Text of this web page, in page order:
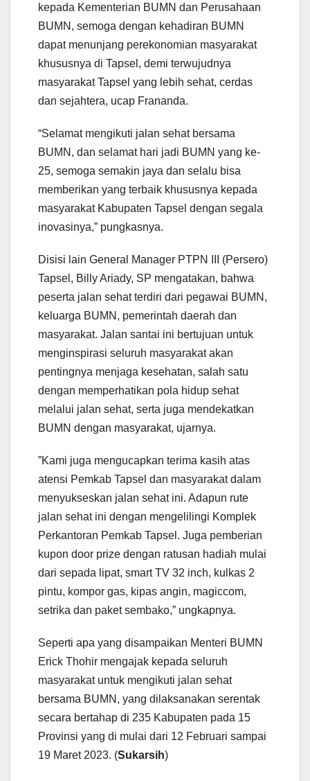
kepada Kementerian BUMN dan Perusahaan
BUMN, semoga dengan kehadiran BUMN
dapat menunjang perekonomian masyarakat
khususnya di Tapsel, demi terwujudnya
masyarakat Tapsel yang lebih sehat, cerdas
dan sejahtera, ucap Frananda.
“Selamat mengikuti jalan sehat bersama
BUMN, dan selamat hari jadi BUMN yang ke-
25, semoga semakin jaya dan selalu bisa
memberikan yang terbaik khususnya kepada
masyarakat Kabupaten Tapsel dengan segala
inovasinya,” pungkasnya.
Disisi lain General Manager PTPN III (Persero)
Tapsel, Billy Ariady, SP mengatakan, bahwa
peserta jalan sehat terdiri dari pegawai BUMN,
keluarga BUMN, pemerintah daerah dan
masyarakat. Jalan santai ini bertujuan untuk
menginspirasi seluruh masyarakat akan
pentingnya menjaga kesehatan, salah satu
dengan memperhatikan pola hidup sehat
melalui jalan sehat, serta juga mendekatkan
BUMN dengan masyarakat, ujarnya.
”Kami juga mengucapkan terima kasih atas
atensi Pemkab Tapsel dan masyarakat dalam
menyukseskan jalan sehat ini. Adapun rute
jalan sehat ini dengan mengelilingi Komplek
Perkantoran Pemkab Tapsel. Juga pemberian
kupon door prize dengan ratusan hadiah mulai
dari sepada lipat, smart TV 32 inch, kulkas 2
pintu, kompor gas, kipas angin, magiccom,
setrika dan paket sembako,” ungkapnya.
Seperti apa yang disampaikan Menteri BUMN
Erick Thohir mengajak kepada seluruh
masyarakat untuk mengikuti jalan sehat
bersama BUMN, yang dilaksanakan serentak
secara bertahap di 235 Kabupaten pada 15
Provinsi yang di mulai dari 12 Februari sampai
19 Maret 2023. (Sukarsih)